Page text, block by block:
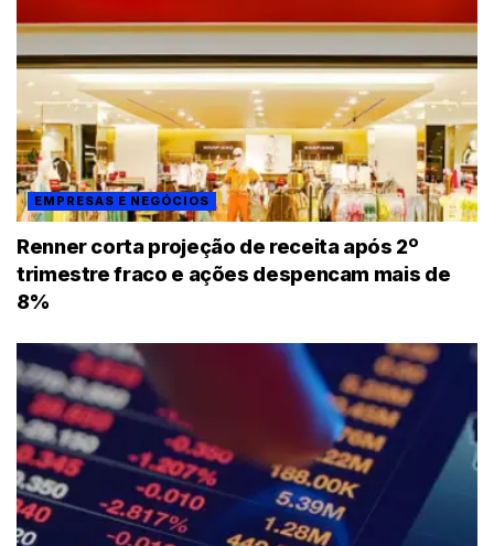
EMPRESAS E NEGÓCIOS
Renner corta projeção de receita após 2º
trimestre fraco e ações despencam mais de
8%